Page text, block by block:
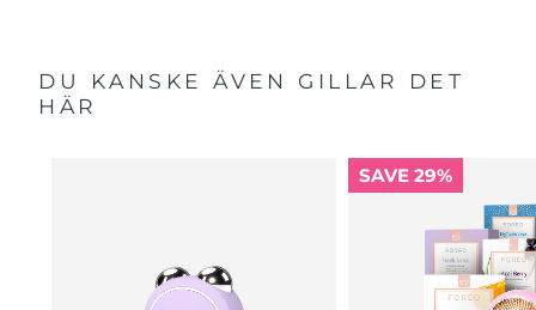
DU KANSKE ÄVEN GILLAR DET
HÄR
SAVE 29%